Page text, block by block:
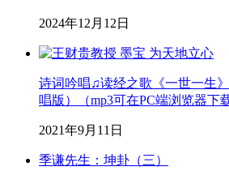
2024年12月12日
诗词吟唱♫读经之歌《一世一生
唱版）（mp3可在PC端浏览器下
2021年9月11日
季谦先生：坤卦（三）